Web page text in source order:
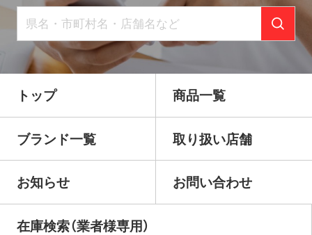
トップ 商品一覧
ブランド一覧 取り扱い店舗
お知らせ お問い合わせ
在庫検索（業者様専用）